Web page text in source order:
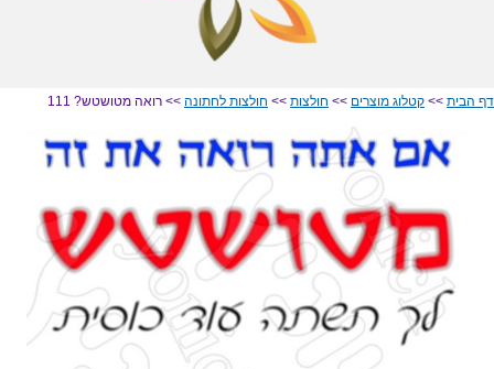
דף הבית >> קטלוג מוצרים >> חולצות >> חולצות לחתונה >> רואה מטושטש? 111